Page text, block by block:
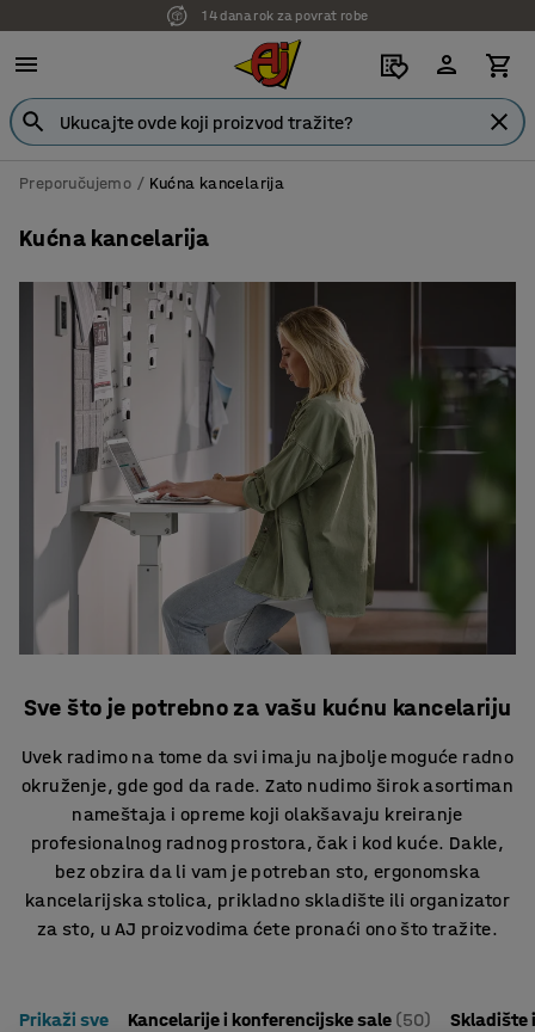
7 godina garancije
Preporučujemo Kućna kancelarija
Kućna kancelarija
Sve što je potrebno za vašu kućnu kancelariju
Uvek radimo na tome da svi imaju najbolje moguće radno
okruženje, gde god da rade. Zato nudimo širok asortiman
nameštaja i opreme koji olakšavaju kreiranje
profesionalnog radnog prostora, čak i kod kuće. Dakle,
bez obzira da li vam je potreban sto, ergonomska
kancelarijska stolica, prikladno skladište ili organizator
za sto, u AJ proizvodima ćete pronaći ono što tražite.
Prikaži sve Kancelarije i konferencijske sale (50) Skladište